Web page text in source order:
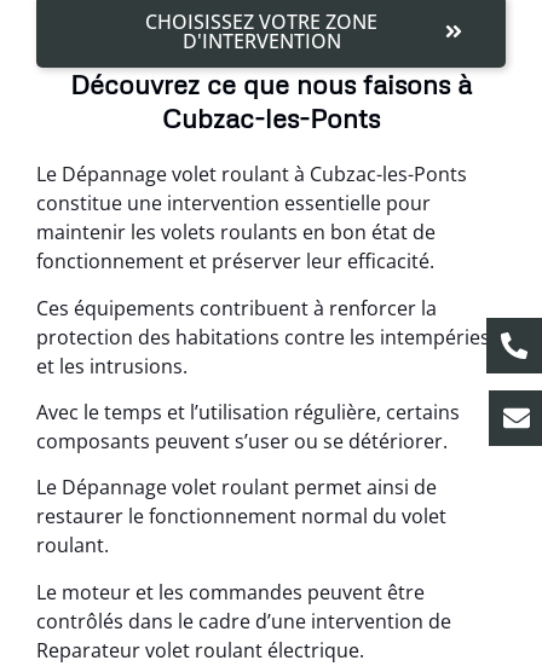
CHOISISSEZ VOTRE ZONE
D'INTERVENTION
Découvrez ce que nous faisons à
Cubzac-les-Ponts
Le Dépannage volet roulant à Cubzac-les-Ponts
constitue une intervention essentielle pour
maintenir les volets roulants en bon état de
fonctionnement et préserver leur efficacité.
Ces équipements contribuent à renforcer la
protection des habitations contre les intempéries
et les intrusions.
Avec le temps et l’utilisation régulière, certains
composants peuvent s’user ou se détériorer.
Le Dépannage volet roulant permet ainsi de
restaurer le fonctionnement normal du volet
roulant.
Le moteur et les commandes peuvent être
contrôlés dans le cadre d’une intervention de
Reparateur volet roulant électrique.